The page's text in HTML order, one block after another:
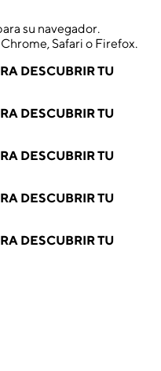
su navegador.
Safari o Firefox.
DESCUBRIR TU
DESCUBRIR TU
DESCUBRIR TU
DESCUBRIR TU
DESCUBRIR TU